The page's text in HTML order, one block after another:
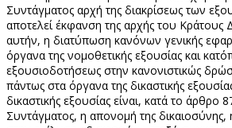
Συντάγματος αρχή της διακρίσεως των
αποτελεί έκφανση της αρχής του Κράτους
αυτήν, η διατύπωση κανόνων γενικής
όργανα της νομοθετικής εξουσίας και
εξουσιοδοτήσεως στην κανονιστικώς
πάντως στα όργανα της δικαστικής
δικαστικής εξουσίας είναι, κατά το
Συντάγματος, η απονομή της δικαιοσύνης,